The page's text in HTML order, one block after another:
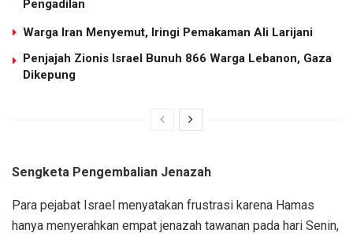
Pengadilan
Warga Iran Menyemut, Iringi Pemakaman Ali Larijani
Penjajah Zionis Israel Bunuh 866 Warga Lebanon, Gaza
Dikepung
Sengketa Pengembalian Jenazah
Para pejabat Israel menyatakan frustrasi karena Hamas
hanya menyerahkan empat jenazah tawanan pada hari Senin,